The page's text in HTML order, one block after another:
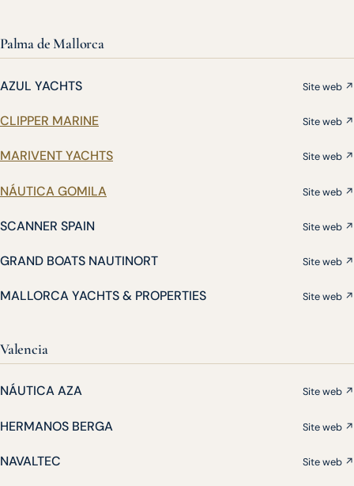
Palma de Mallorca
AZUL YACHTS Site web ↗
CLIPPER MARINE Site web ↗
MARIVENT YACHTS Site web ↗
NÁUTICA GOMILA Site web ↗
SCANNER SPAIN Site web ↗
GRAND BOATS NAUTINORT Site web ↗
MALLORCA YACHTS & PROPERTIES Site web ↗
Valencia
NÁUTICA AZA Site web ↗
HERMANOS BERGA Site web ↗
NAVALTEC Site web ↗